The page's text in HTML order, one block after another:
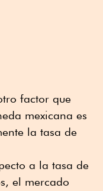
factor que
mexicana es
la tasa de
a la tasa de
el mercado